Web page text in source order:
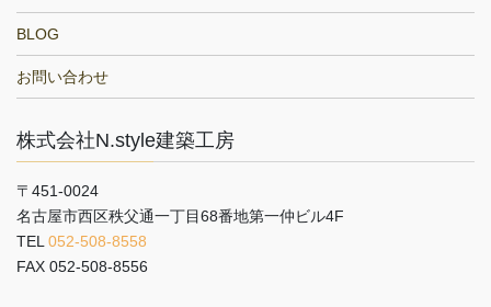
BLOG
お問い合わせ
株式会社N.style建築工房
〒451-0024
名古屋市西区秩父通一丁目68番地第一仲ビル4F
TEL 052-508-8558
FAX 052-508-8556